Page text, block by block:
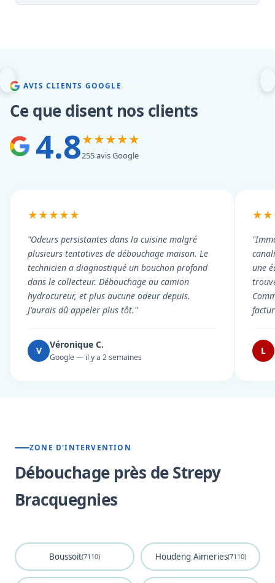
AVIS CLIENTS GOOGLE
Ce que disent nos clients
4.8★★★★★
255 avis Google
★★★★★
"Odeurs persistantes dans la cuisine malgré
plusieurs tentatives de débouchage maison. Le
technicien a diagnostiqué un bouchon profond
dans le collecteur. Débouchage au camion
hydrocureur, et plus aucune odeur depuis.
J'aurais dû appeler plus tôt."
V
Véronique C.
Google — il y a 2 semaines
une
L
ZONE D'INTERVENTION
Débouchage près de Strepy
Bracquegnies
Boussoit(7110) Houdeng Aimeries(7110)